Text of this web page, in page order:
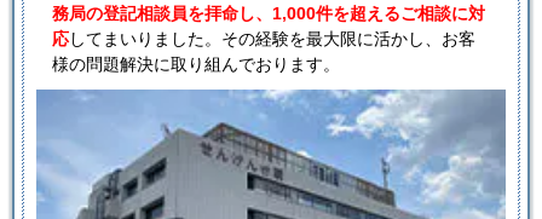
務局の登記相談員を拝命し、1,000件を超えるご相談に対
応してまいりました。その経験を最大限に活かし、お客
様の問題解決に取り組んでおります。